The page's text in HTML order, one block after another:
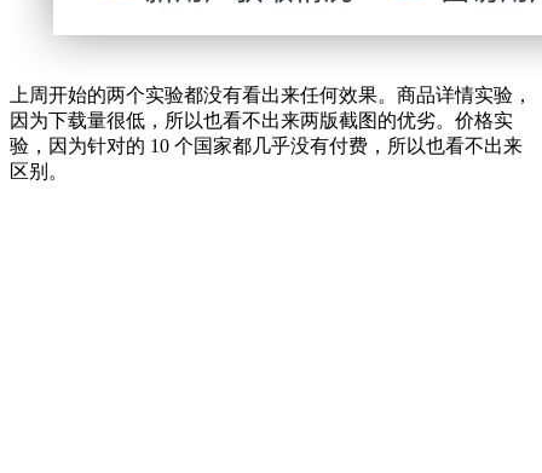
上周开始的两个实验都没有看出来任何效果。商品详情实验，
因为下载量很低，所以也看不出来两版截图的优劣。价格实
验，因为针对的 10 个国家都几乎没有付费，所以也看不出来
区别。